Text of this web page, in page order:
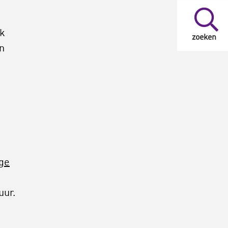
zoeken